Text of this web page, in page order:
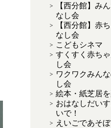
【西分館】み
なし会
【西分館】赤
なし会
こどもシネマ
すくすく赤ち
し会
ワクワクみん
し会
絵本・紙芝居
おはなしだい
いで！
えいごであそぼ